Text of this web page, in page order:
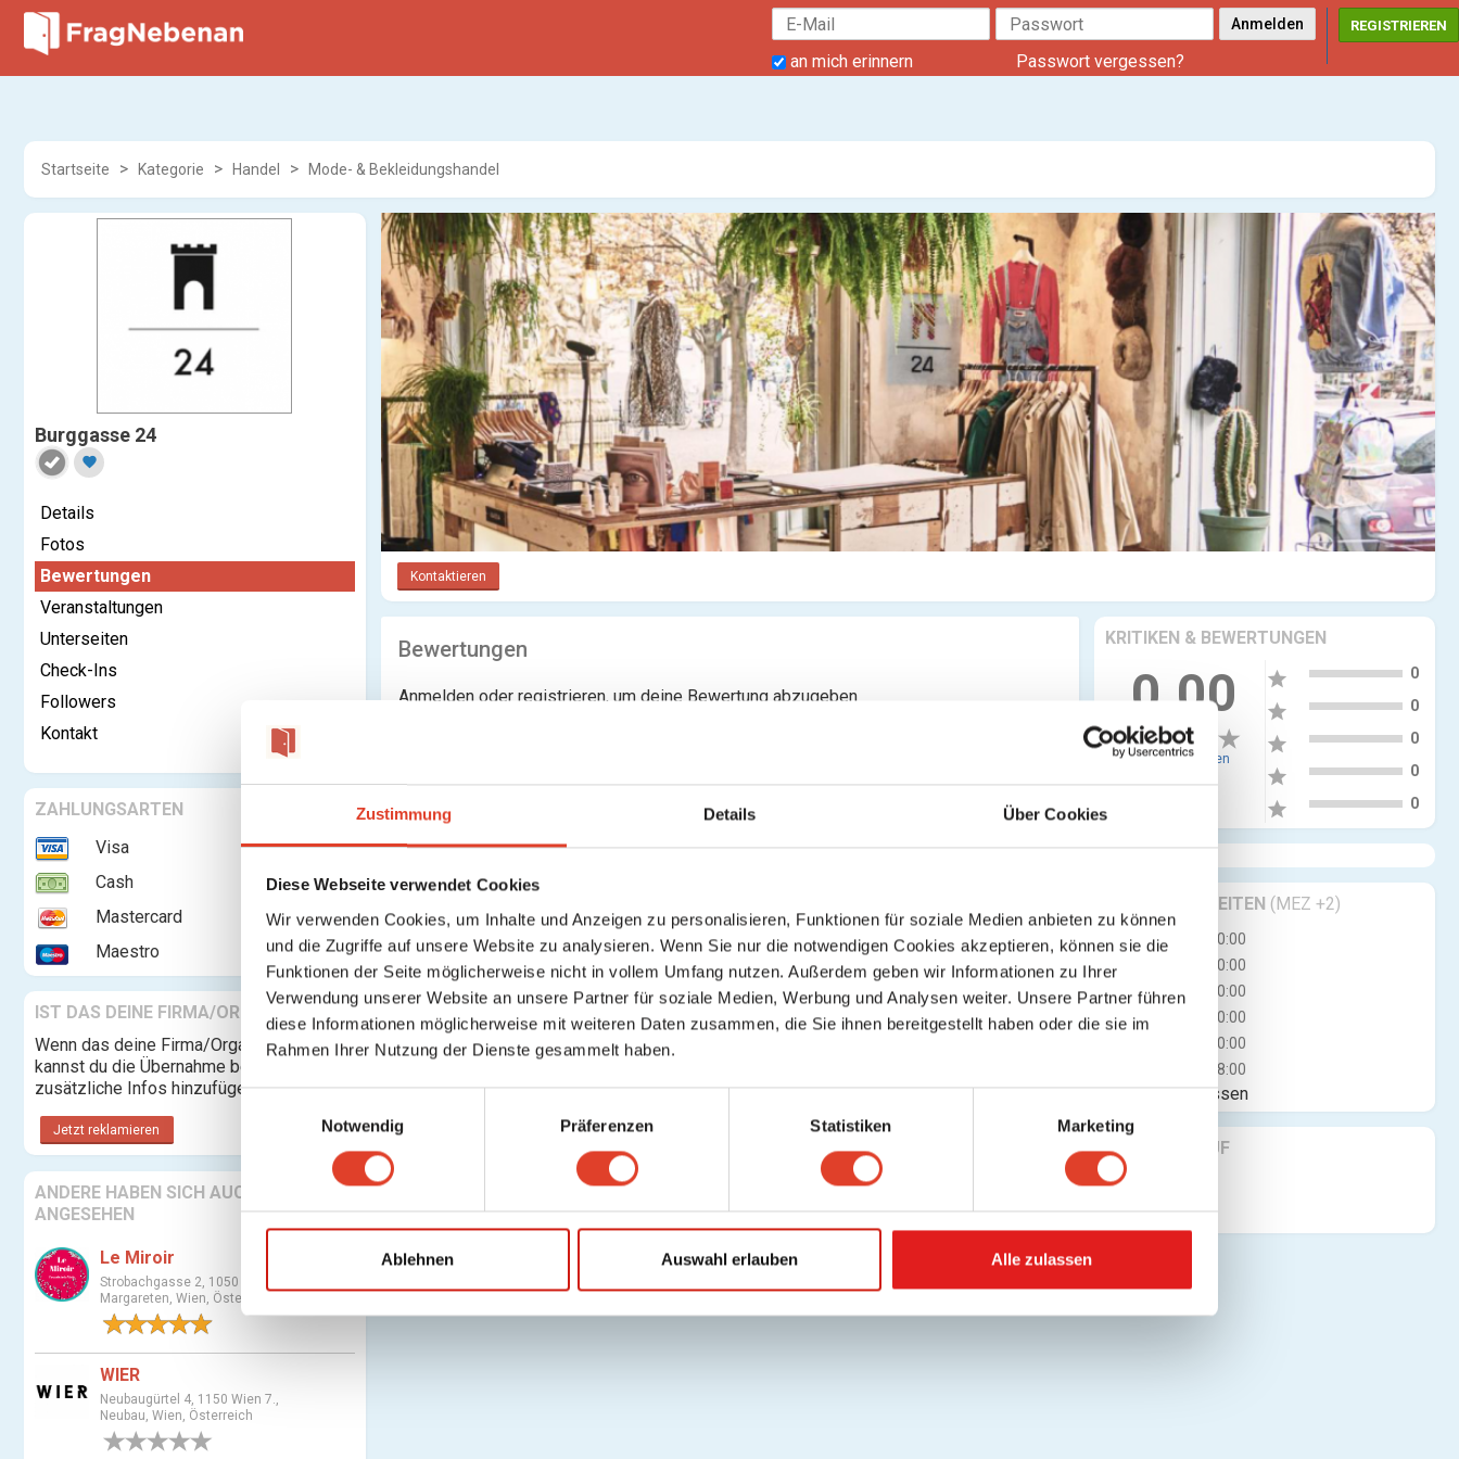
Zustimmung Details Über Cookies
Diese Webseite verwendet Cookies
Wir verwenden Cookies, um Inhalte und Anzeigen zu personalisieren, Funktionen für soziale Medien anbieten zu können
und die Zugriffe auf unsere Website zu analysieren. Wenn Sie nur die notwendigen Cookies akzeptieren, können sie die
Funktionen der Seite möglicherweise nicht in vollem Umfang nutzen. Außerdem geben wir Informationen zu Ihrer
Verwendung unserer Website an unsere Partner für soziale Medien, Werbung und Analysen weiter. Unsere Partner führen
diese Informationen möglicherweise mit weiteren Daten zusammen, die Sie ihnen bereitgestellt haben oder die sie im
Rahmen Ihrer Nutzung der Dienste gesammelt haben.
E
n
i
g
s
Notwendig Präferenzen Statistiken Marketing
Ablehnen Auswahl erlauben Alle zulassen
an mich erinnern Passwort vergessen?
REGISTRIEREN
Startseite Kategorie Handel Mode- & Bekleidungshandel
Burggasse 24
favorite
Details
Fotos
Bewertungen
Veranstaltungen
Unterseiten
Check-Ins
Followers
Kontakt
ZAHLUNGSARTEN
Visa
Cash
Mastercard
Maestro
IST DAS DEINE FIRMA/ORGANISATION?
Wenn das deine Firma/Organisation ist,
kannst du die Übernahme beantragen und
zusätzliche Infos hinzufügen.
Jetzt reklamieren
ANDERE HABEN SICH AUCH
ANGESEHEN
Le Miroir
Strobachgasse 2, 1050 Wien 5.,
Margareten, Wien, Österreich
WIER
Neubaugürtel 4, 1150 Wien 7.,
Neubau, Wien, Österreich
Kontaktieren
KRITIKEN & BEWERTUNGEN
0.00
0 Bewertungen
star 0
star 0
star 0
star 0
star 0
GESCHÄFTSZEITEN (MEZ +2)
Mo
11:00 - 20:00
Di
11:00 - 20:00
Mi
11:00 - 20:00
Do
11:00 - 20:00
11:00 - 20:00
11:00 - 18:00
Jetzt geschlossen
FINDE UNS AUF
Bewertungen
Anmelden oder registrieren, um deine Bewertung abzugeben